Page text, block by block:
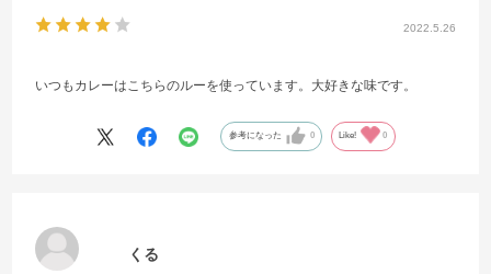
2022.5.26
いつもカレーはこちらのルーを使っています。大好きな味です。
参考になった 0 Like! 0
くる